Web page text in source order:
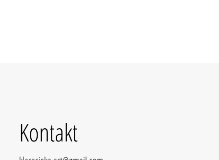
Kontakt